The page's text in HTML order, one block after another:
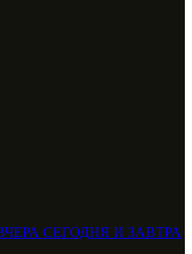
СЕГОДНЯ И ЗАВТРА